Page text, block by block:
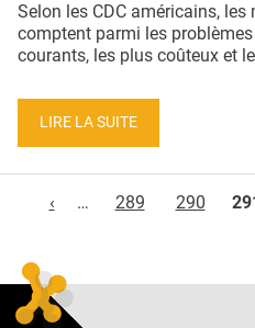
Selon les CDC américains,
comptent parmi les
courants, les plus coûteux et
LIRE LA SUITE
‹
… 289 290